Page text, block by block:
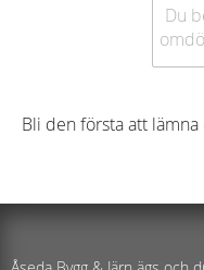
Bli den första att